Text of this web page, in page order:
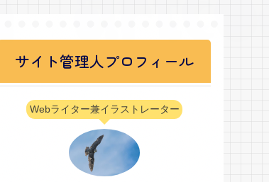
サイト管理人プロフィール
Webライター兼イラストレーター